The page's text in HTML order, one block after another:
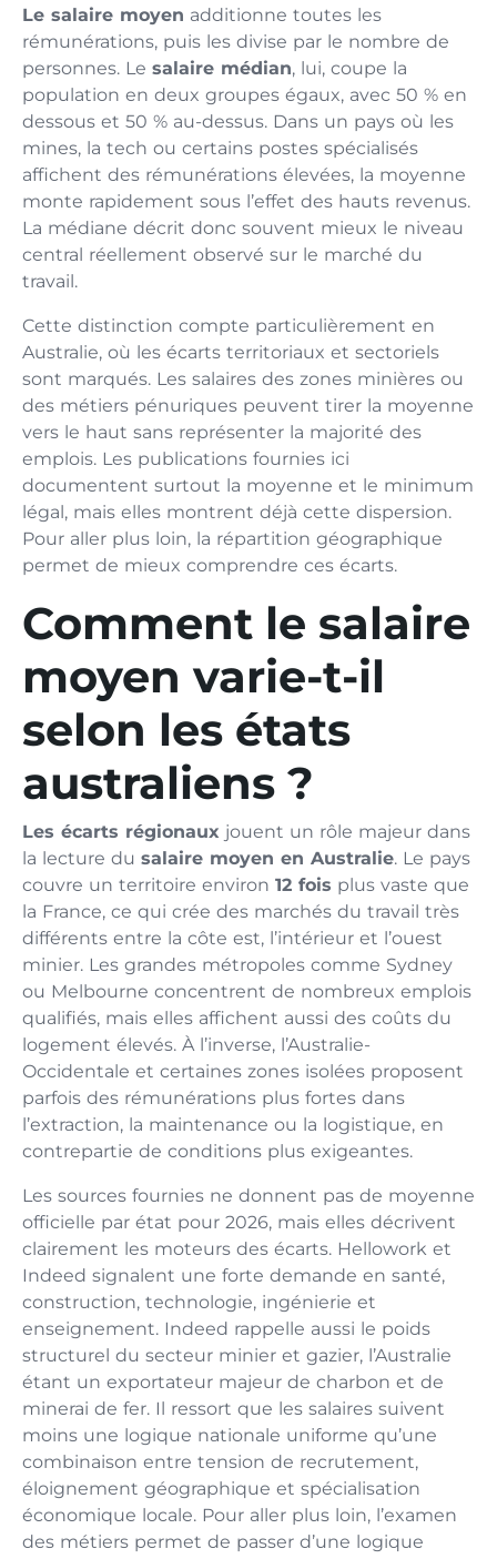
Le salaire moyen additionne toutes les
rémunérations, puis les divise par le nombre de
personnes. Le salaire médian, lui, coupe la
population en deux groupes égaux, avec 50 % en
dessous et 50 % au-dessus. Dans un pays où les
mines, la tech ou certains postes spécialisés
affichent des rémunérations élevées, la moyenne
monte rapidement sous l’effet des hauts revenus.
La médiane décrit donc souvent mieux le niveau
central réellement observé sur le marché du
travail.
Cette distinction compte particulièrement en
Australie, où les écarts territoriaux et sectoriels
sont marqués. Les salaires des zones minières ou
des métiers pénuriques peuvent tirer la moyenne
vers le haut sans représenter la majorité des
emplois. Les publications fournies ici
documentent surtout la moyenne et le minimum
légal, mais elles montrent déjà cette dispersion.
Pour aller plus loin, la répartition géographique
permet de mieux comprendre ces écarts.
Comment le salaire
moyen varie-t-il
selon les états
australiens ?
Les écarts régionaux jouent un rôle majeur dans
la lecture du salaire moyen en Australie. Le pays
couvre un territoire environ 12 fois plus vaste que
la France, ce qui crée des marchés du travail très
différents entre la côte est, l’intérieur et l’ouest
minier. Les grandes métropoles comme Sydney
ou Melbourne concentrent de nombreux emplois
qualifiés, mais elles affichent aussi des coûts du
logement élevés. À l’inverse, l’Australie-
Occidentale et certaines zones isolées proposent
parfois des rémunérations plus fortes dans
l’extraction, la maintenance ou la logistique, en
contrepartie de conditions plus exigeantes.
Les sources fournies ne donnent pas de moyenne
officielle par état pour 2026, mais elles décrivent
clairement les moteurs des écarts. Hellowork et
Indeed signalent une forte demande en santé,
construction, technologie, ingénierie et
enseignement. Indeed rappelle aussi le poids
structurel du secteur minier et gazier, l’Australie
étant un exportateur majeur de charbon et de
minerai de fer. Il ressort que les salaires suivent
moins une logique nationale uniforme qu’une
combinaison entre tension de recrutement,
éloignement géographique et spécialisation
économique locale. Pour aller plus loin, l’examen
des métiers permet de passer d’une logique